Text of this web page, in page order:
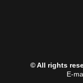
© All rights
E-